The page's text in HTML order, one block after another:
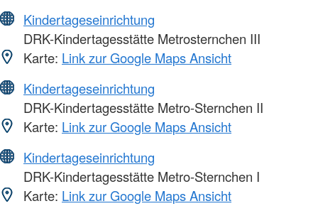
Kindertageseinrichtung
DRK-Kindertagesstätte Metrosternchen III
Karte: Link zur Google Maps Ansicht
Kindertageseinrichtung
DRK-Kindertagesstätte Metro-Sternchen II
Karte: Link zur Google Maps Ansicht
Kindertageseinrichtung
DRK-Kindertagesstätte Metro-Sternchen I
Karte: Link zur Google Maps Ansicht